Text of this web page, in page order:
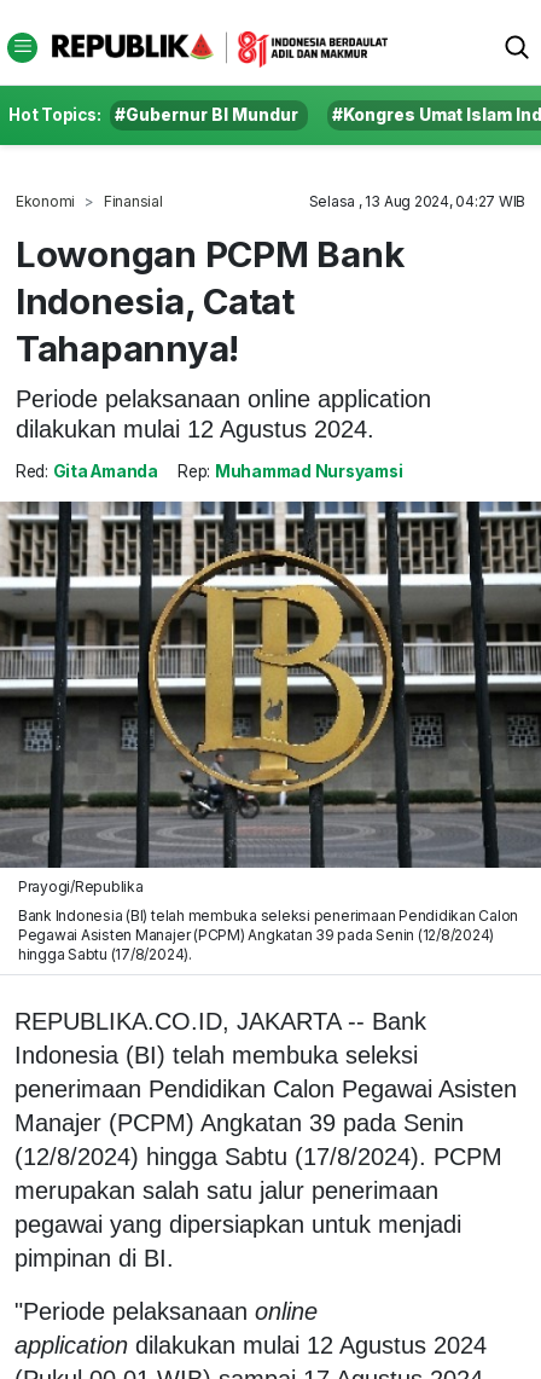
Hot Topics: #Gubernur BI Mundur #Kongres Umat Islam
Ekonomi Finansial Selasa , 13 Aug 2024, 04:27 WIB
Lowongan PCPM Bank
Indonesia, Catat
Tahapannya!
Periode pelaksanaan online application
dilakukan mulai 12 Agustus 2024.
Red: Gita Amanda Rep: Muhammad Nursyamsi
Prayogi/Republika
Bank Indonesia (BI) telah membuka seleksi penerimaan Pendidikan Calon
Pegawai Asisten Manajer (PCPM) Angkatan 39 pada Senin (12/8/2024)
hingga Sabtu (17/8/2024).
REPUBLIKA.CO.ID, JAKARTA -- Bank
Indonesia (BI) telah membuka seleksi
penerimaan Pendidikan Calon Pegawai Asisten
Manajer (PCPM) Angkatan 39 pada Senin
(12/8/2024) hingga Sabtu (17/8/2024). PCPM
merupakan salah satu jalur penerimaan
pegawai yang dipersiapkan untuk menjadi
pimpinan di BI.
"Periode pelaksanaan online
application dilakukan mulai 12 Agustus 2024